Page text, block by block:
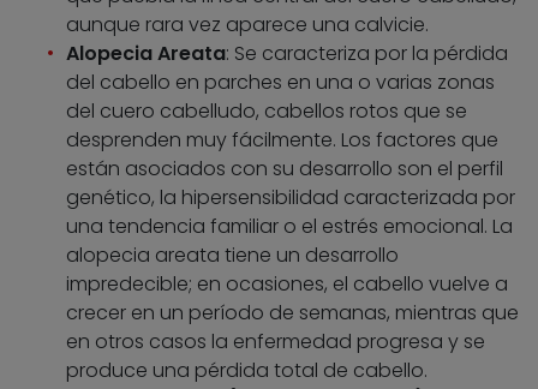
aunque rara vez aparece una calvicie.
Alopecia Areata: Se caracteriza por la pérdida
del cabello en parches en una o varias zonas
del cuero cabelludo, cabellos rotos que se
desprenden muy fácilmente. Los factores que
están asociados con su desarrollo son el perfil
genético, la hipersensibilidad caracterizada por
una tendencia familiar o el estrés emocional. La
alopecia areata tiene un desarrollo
impredecible; en ocasiones, el cabello vuelve a
crecer en un período de semanas, mientras que
en otros casos la enfermedad progresa y se
produce una pérdida total de cabello.